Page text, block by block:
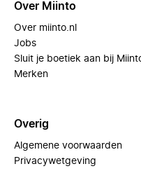
Over Miinto
Over miinto.nl
Jobs
Sluit je boetiek aan bij
Merken
Overig
Algemene voorwaarden
Privacywetgeving